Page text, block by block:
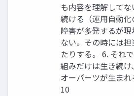
も内容を理解して
続ける（運用自動
障害が多発するが
ない。その時には
たりする。 6. それ
組みだけは生き続け
オーパーツが生ま
10